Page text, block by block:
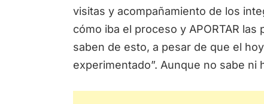
visitas y acompañamiento de los
cómo iba el proceso y APORTAR
saben de esto, a pesar de que el
experimentado”. Aunque no sabe ni